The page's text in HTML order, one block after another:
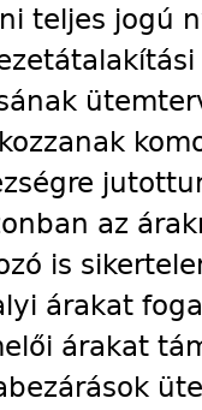
teljes jogú
az
is
árakat
árakat